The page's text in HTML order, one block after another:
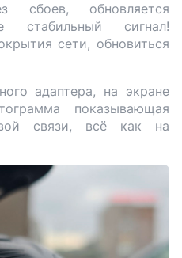
сбоев, обновляется
стабильный сигнал!
сети, обновиться
адаптера, на экране
показывающая
связи, всё как на